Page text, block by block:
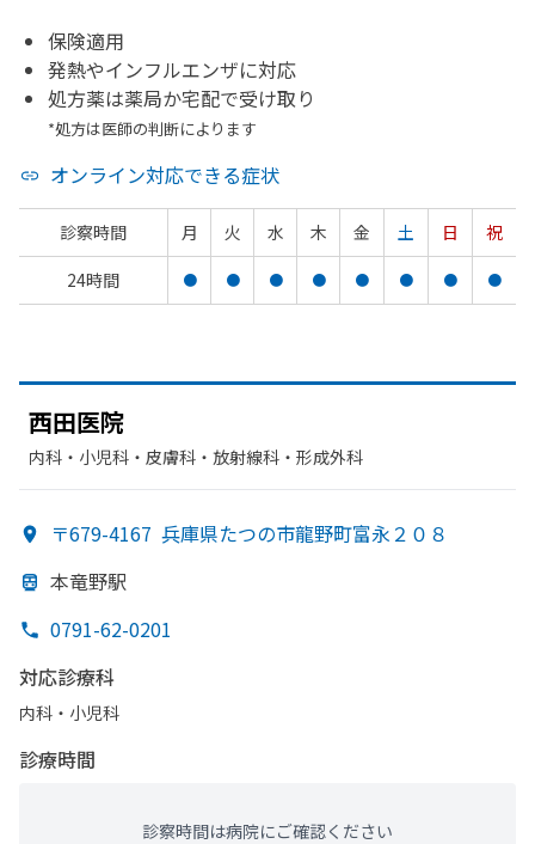
保険適用
発熱やインフルエンザに対応
処方薬は薬局か宅配で受け取り
*処方は医師の判断によります
オンライン対応できる症状
診察時間 月 火 水 木 金 土 日
祝
24時間
● ● ● ● ● ● ● ●
西田医院
内科・​小児科・​皮膚科・​放射線科・​形成外科
〒679-4167 兵庫県たつの市龍野町富永２０８
本竜野駅
0791-62-0201
対応診療科
内科・​小児科
診療時間
診察時間は病院にご確認ください